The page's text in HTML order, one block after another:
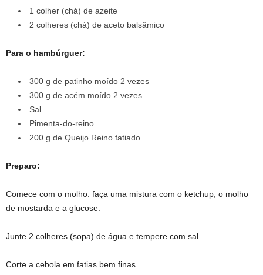
1 colher (chá) de azeite
2 colheres (chá) de aceto balsâmico
Para o hambúrguer:
300 g de patinho moído 2 vezes
300 g de acém moído 2 vezes
Sal
Pimenta-do-reino
200 g de Queijo Reino fatiado
Preparo:
Comece com o molho: faça uma mistura com o ketchup, o molho
de mostarda e a glucose.
Junte 2 colheres (sopa) de água e tempere com sal.
Corte a cebola em fatias bem finas.